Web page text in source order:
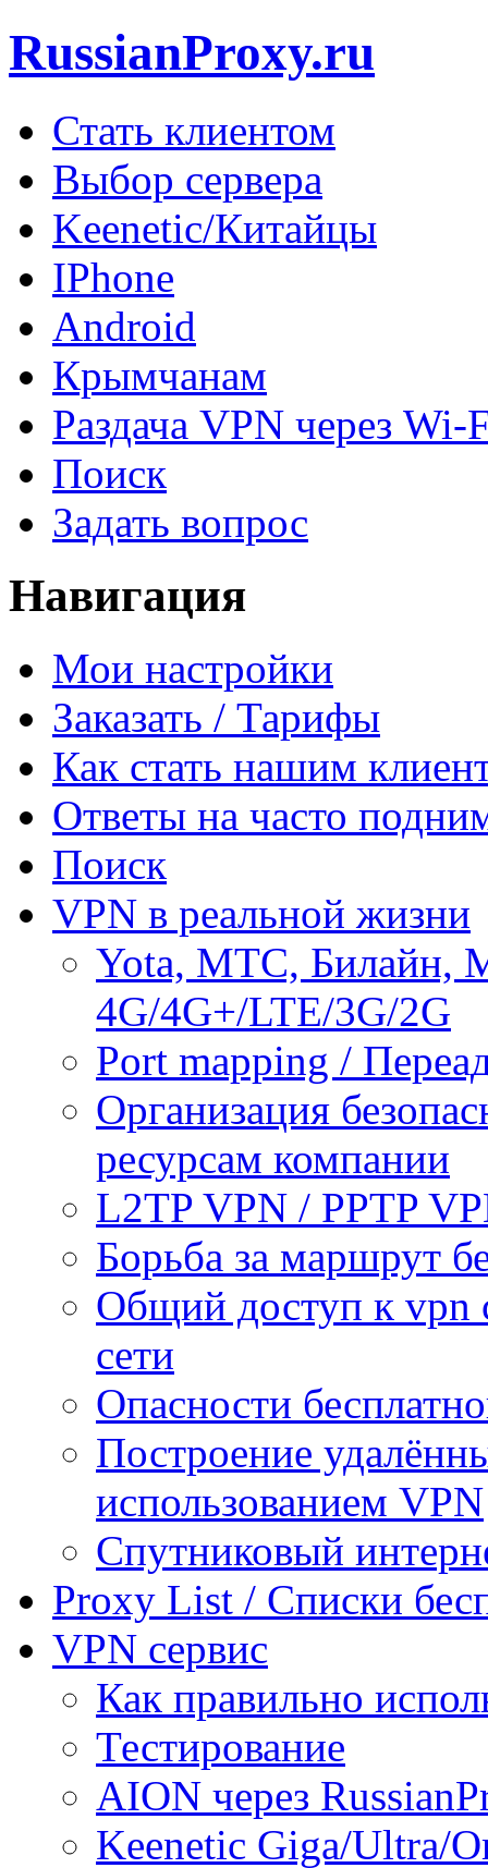
RussianProxy.ru
Стать клиентом
Выбор сервера
Keenetic/Китайцы
IPhone
Android
Крымчанам
Раздача VPN через Wi-
Поиск
Задать вопрос
Навигация
Мои настройки
Заказать / Тарифы
Как стать нашим
Ответы на часто
Поиск
VPN в реальной жизни
Yota, МТС, Билайн,
4G/4G+/LTE/3G/2G
Port mapping /
Организация
ресурсам компании
L2TP VPN / PPTP
Борьба за маршрут
Общий доступ к vpn
сети
Опасности
Построение
использованием VPN
Спутниковый
Proxy List / Списки
VPN сервис
Как правильно
Тестирование
AION через
Keenetic Giga/Ultra/